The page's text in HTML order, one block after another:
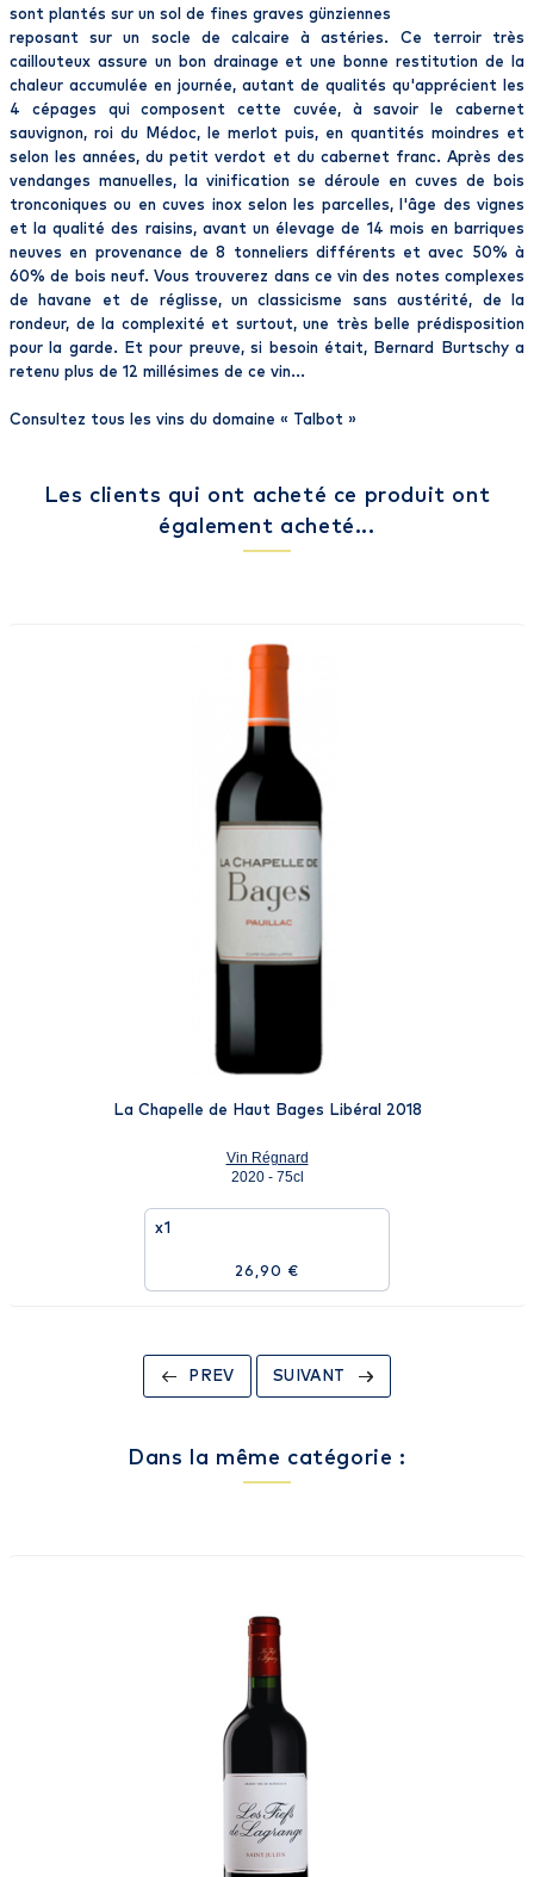
sont plantés sur un sol de fines graves günziennes
reposant sur un socle de calcaire à astéries. Ce terroir très
caillouteux assure un bon drainage et une bonne restitution de la
chaleur accumulée en journée, autant de qualités qu'apprécient les
4 cépages qui composent cette cuvée, à savoir le cabernet
sauvignon, roi du Médoc, le merlot puis, en quantités moindres et
selon les années, du petit verdot et du cabernet franc. Après des
vendanges manuelles, la vinification se déroule en cuves de bois
tronconiques ou en cuves inox selon les parcelles, l'âge des vignes
et la qualité des raisins, avant un élevage de 14 mois en barriques
neuves en provenance de 8 tonneliers différents et avec 50% à
60% de bois neuf. Vous trouverez dans ce vin des notes complexes
de havane et de réglisse, un classicisme sans austérité, de la
rondeur, de la complexité et surtout, une très belle prédisposition
pour la garde. Et pour preuve, si besoin était, Bernard Burtschy a
retenu plus de 12 millésimes de ce vin...
Consultez tous les vins du domaine « Talbot »
Les clients qui ont acheté ce produit ont
également acheté...
La Chapelle de Haut Bages Libéral 2018
Vin Régnard
2020 - 75cl
x1
26,90 €
PREV SUIVANT
Dans la même catégorie :